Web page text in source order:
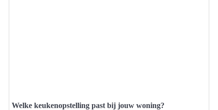
Welke keukenopstelling past bij jouw woning?